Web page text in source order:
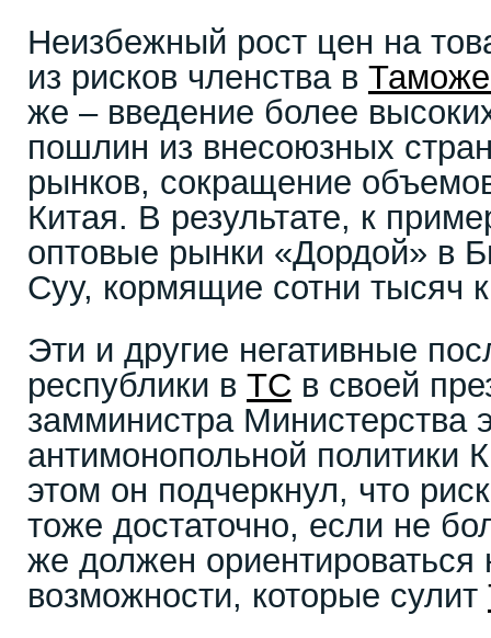
Неизбежный рост цен на
из рисков членства в
же – введение более
пошлин из внесоюзных
рынков, сокращение
Китая. В результате, к
оптовые рынки «Дордой» в
Суу, кормящие сотни тысяч
Эти и другие негативные
республики в ТС в своей
замминистра Министерства
антимонопольной
этом он подчеркнул, что
тоже достаточно, если не
же должен ориентироваться
возможности, которые сулит